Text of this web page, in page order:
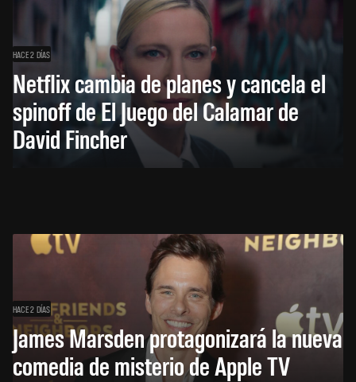
HACE 2 DÍAS
Netflix cambia de planes y cancela el
spinoff de El Juego del Calamar de
David Fincher
HACE 2 DÍAS
James Marsden protagonizará la nueva
comedia de misterio de Apple TV